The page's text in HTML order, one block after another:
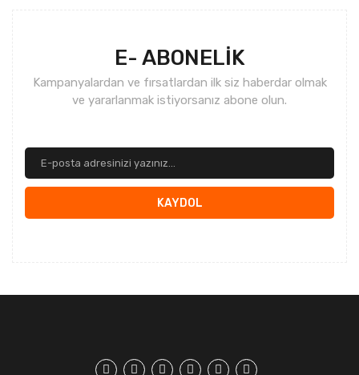
E- ABONELİK
Kampanyalardan ve fırsatlardan ilk siz haberdar olmak
ve yararlanmak istiyorsanız abone olun.
KAYDOL